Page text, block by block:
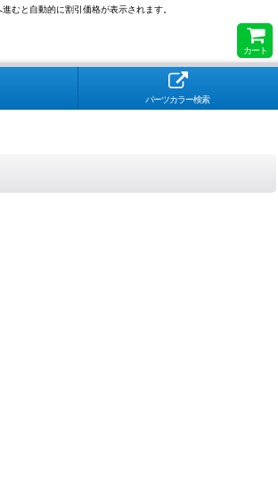
むと自動的に割引価格が表示されます。
カート
パーツカラー検索